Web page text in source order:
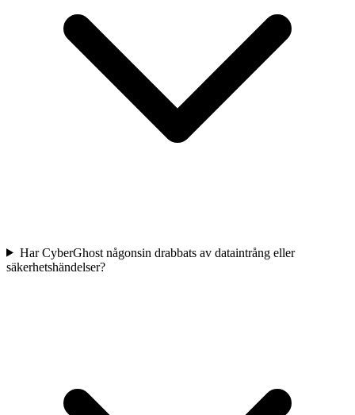
Har CyberGhost någonsin drabbats av dataintrång eller
säkerhetshändelser?